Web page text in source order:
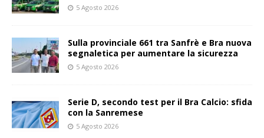
5 Agosto 2026
Sulla provinciale 661 tra Sanfrè e Bra nuova
segnaletica per aumentare la sicurezza
5 Agosto 2026
Serie D, secondo test per il Bra Calcio: sfida
con la Sanremese
5 Agosto 2026